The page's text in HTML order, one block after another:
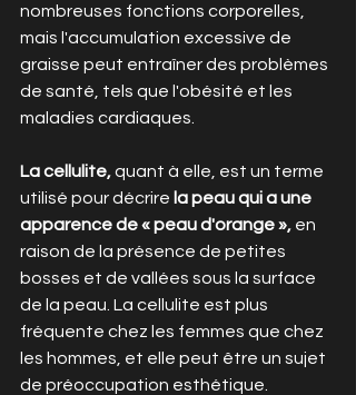
nombreuses fonctions corporelles,
mais l'accumulation excessive de
graisse peut entraîner des problèmes
de santé, tels que l'obésité et les
maladies cardiaques.
La cellulite, quant à elle, est un terme
utilisé pour décrire la peau qui a une
apparence de « peau d'orange », en
raison de la présence de petites
bosses et de vallées sous la surface
de la peau. La cellulite est plus
fréquente chez les femmes que chez
les hommes, et elle peut être un sujet
de préoccupation esthétique.